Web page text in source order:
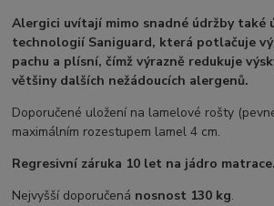
Alergici uvítají mimo snadné údržby také
technologií Saniguard, která potlačuje
pachu a plísní, čímž výrazně redukuje
většiny dalších nežádoucích alergenů.
Doporučené uložení na lamelové rošty
maximálním rozestupem lamel 4 cm.
Regresivní záruka 10 let na jádro matrace.
Nejvyšší doporučená nosnost 130 kg.